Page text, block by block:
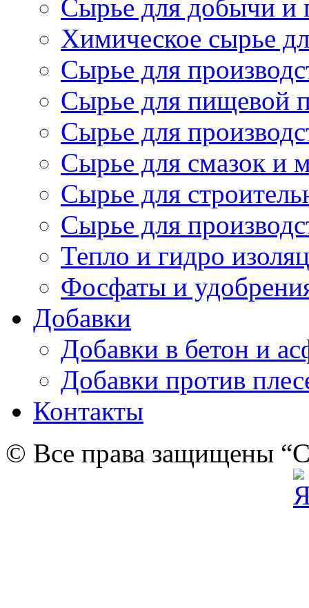
Сырье для добычи и
Химическое сырье
Сырье для
Сырье для пищевой
Сырье для
Сырье для смазок и
Сырье для
Сырье для
Тепло и гидро
Фосфаты и
Добавки
Добавки в бетон и
Добавки против
Контакты
© Все права защищены